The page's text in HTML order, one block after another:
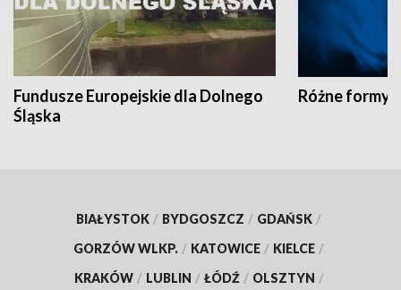
Fundusze Europejskie dla Dolnego
Śląska
Różne formy
BIAŁYSTOK / BYDGOSZCZ / GDAŃSK /
GORZÓW WLKP. / KATOWICE / KIELCE /
KRAKÓW / LUBLIN / ŁÓDŹ / OLSZTYN /